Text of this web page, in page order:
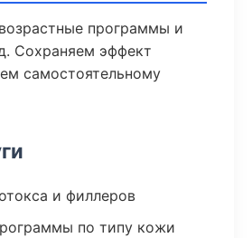
программы и
Сохраняем эффект
самостоятельному
и филлеров
по типу кожи